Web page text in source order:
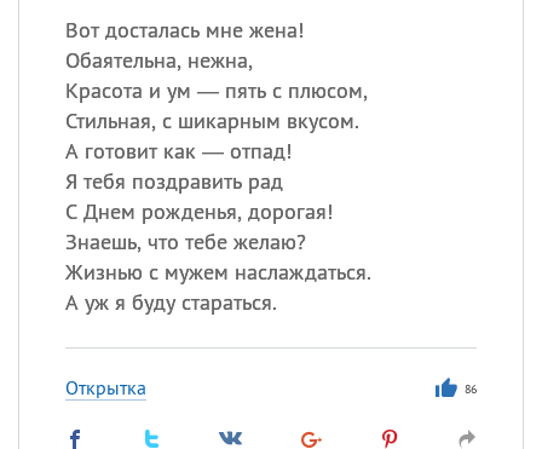
Вот досталась мне жена!
Обаятельна, нежна,
Красота и ум — пять с плюсом,
Стильная, с шикарным вкусом.
А готовит как — отпад!
Я тебя поздравить рад
С Днем рожденья, дорогая!
Знаешь, что тебе желаю?
Жизнью с мужем наслаждаться.
А уж я буду стараться.
Открытка 86